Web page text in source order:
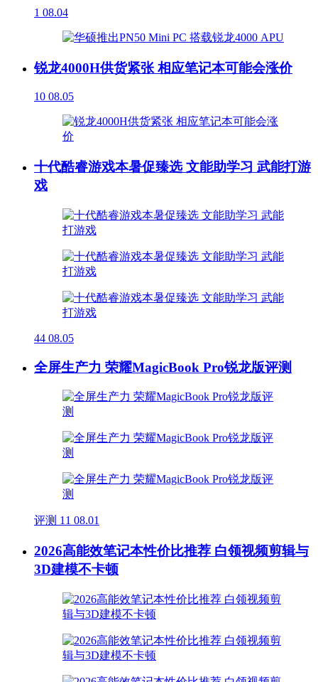
1 08.04
锐龙4000H供货紧张 相应笔记本可能会涨价
10 08.05
十代酷睿游戏本暑促臻选 文能助学习 武能打游
戏
44 08.05
全屏生产力 荣耀MagicBook Pro锐龙版评测
评测 11 08.01
2026高能效笔记本性价比推荐 白领视频剪辑与
3D建模不卡顿